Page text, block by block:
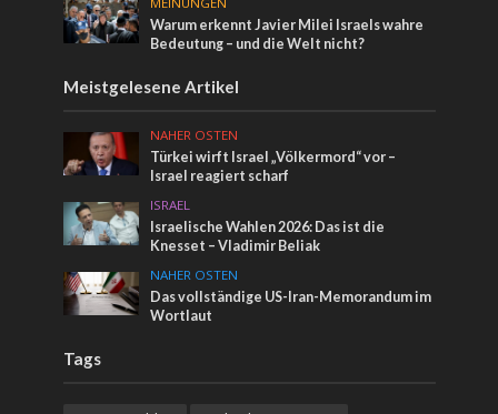
Warum erkennt Javier Milei Israels wahre
Bedeutung – und die Welt nicht?
Meistgelesene Artikel
NAHER OSTEN
Türkei wirft Israel „Völkermord“ vor –
Israel reagiert scharf
ISRAEL
Israelische Wahlen 2026: Das ist die
Knesset – Vladimir Beliak
NAHER OSTEN
Das vollständige US-Iran-Memorandum im
Wortlaut
Tags